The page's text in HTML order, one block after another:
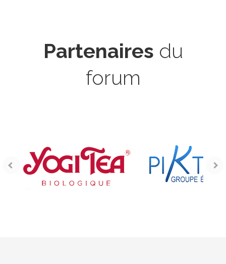
Partenaires du
forum